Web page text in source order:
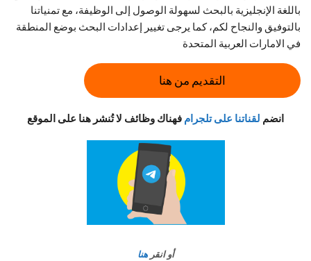
باللغة الإنجليزية بالبحث لسهولة الوصول إلى الوظيفة، مع تمنياتنا
بالتوفيق والنجاح لكم، كما يرجى تغيير إعدادات البحث بوضع المنطقة
في الامارات العربية المتحدة
التقديم من هنا
انضم لقناتنا على تلجرام فهناك وظائف لا تُنشر هنا على الموقع
أو انقرهنا